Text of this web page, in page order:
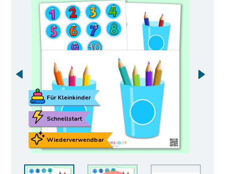
Wiederverwendbar
Schnellstart
Für Kleinkinder